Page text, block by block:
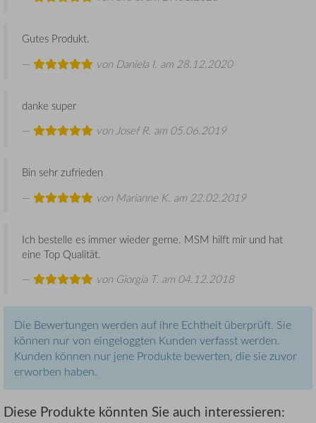
Gutes Produkt.
von Daniela I. am 28.12.2020
danke super
vonJosef R. am 05.06.2019
Bin sehr zufrieden
von Marianne K. am 22.02.2019
Ich bestelle es immer wieder gerne. MSM hilft mir und hat
eine Top Qualität.
von Giorgia T. am 04.12.2018
Die Bewertungen werden auf ihre Echtheit überprüft. Sie
können nur von eingeloggten Kunden verfasst werden.
Kunden können nur jene Produkte bewerten, die sie zuvor
erworben haben.
Diese Produkte könnten Sie auch interessieren: